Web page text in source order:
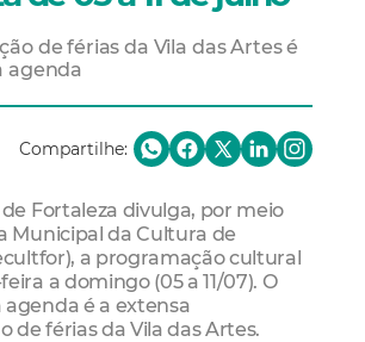
de férias da Vila das Artes é
agenda
Compartilhe:
Fortaleza divulga, por meio
Municipal da Cultura de
a programação cultural
a domingo (05 a 11/07). O
é a extensa
de férias da Vila das Artes.